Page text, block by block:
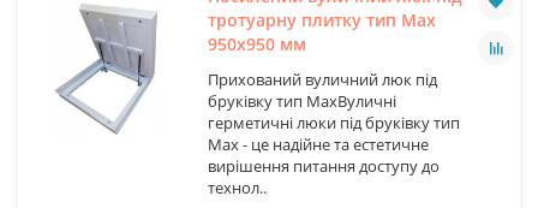
тротуарну плитку тип Мах
950х950 мм
Прихований вуличний люк під
бруківку тип МахВуличні
герметичні люки під бруківку тип
Max - це надійне та естетичне
вирішення питання доступу до
технол..